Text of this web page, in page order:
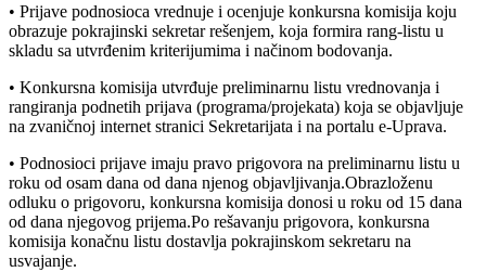
• Prijave podnosioca vrednuje i ocenjuje konkursna komisija koju
obrazuje pokrajinski sekretar rešenjem, koja formira rang-listu u
skladu sa utvrđenim kriterijumima i načinom bodovanja.
• Konkursna komisija utvrđuje preliminarnu listu vrednovanja i
rangiranja podnetih prijava (programa/projekata) koja se objavljuje
na zvaničnoj internet stranici Sekretarijata i na portalu e-Uprava.
• Podnosioci prijave imaju pravo prigovora na preliminarnu listu u
roku od osam dana od dana njenog objavljivanja.Obrazloženu
odluku o prigovoru, konkursna komisija donosi u roku od 15 dana
od dana njegovog prijema.Po rešavanju prigovora, konkursna
komisija konačnu listu dostavlja pokrajinskom sekretaru na
usvajanje.